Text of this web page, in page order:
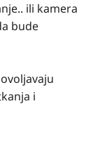
ili kamera
bude
i